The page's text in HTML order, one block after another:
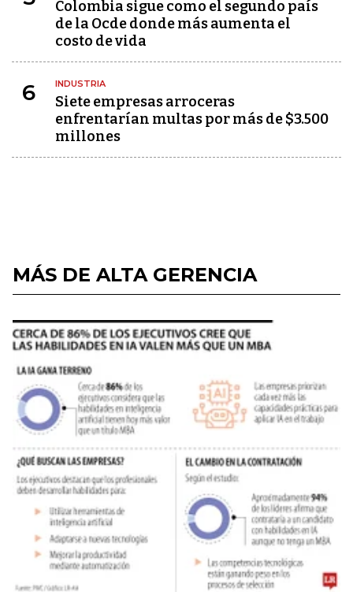
Colombia sigue como el segundo país
de la Ocde donde más aumenta el
costo de vida
6 INDUSTRIA
Siete empresas arroceras
enfrentarían multas por más de $3.500
millones
MÁS DE ALTA GERENCIA